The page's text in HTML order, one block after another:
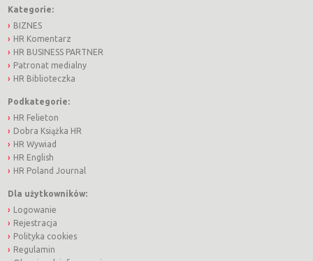
Kategorie:
BIZNES
HR Komentarz
HR BUSINESS PARTNER
Patronat medialny
HR Biblioteczka
Podkategorie:
HR Felieton
Dobra Książka HR
HR Wywiad
HR English
HR Poland Journal
Dla użytkowników:
Logowanie
Rejestracja
Polityka cookies
Regulamin